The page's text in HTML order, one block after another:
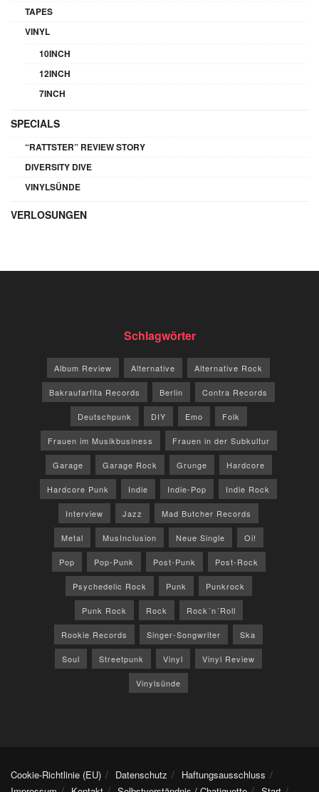
TAPES
VINYL
10INCH
12INCH
7INCH
SPECIALS
“RATTSTER” REVIEW STORY
DIVERSITY DIVE
VINYLSÜNDE
VERLOSUNGEN
Schlagwörter
Album Review Alternative Alternative Rock
Bakraufarfita Records Berlin Contra Records
Deutschpunk DIY Emo Folk
Frauen im Musikbusiness Frauen in der Subkultur
Garage Garage Rock Grunge Hardcore
Hardcore Punk Indie Indie-Pop Indie Rock
Interview Jazz Mad Butcher Records
Metal MusInclusion Neue Single Oi!
Pop Pop-Punk Post-Punk Post-Rock
Psychedelic Rock Punk Punkrock
Punk Rock Rock Rock´n´Roll
Rookie Records Singer-Songwriter Ska
Soul Streetpunk Vinyl Vinyl Review
Vinylsünde
Cookie-Richtlinie (EU) Datenschutz
Haftungsausschluss